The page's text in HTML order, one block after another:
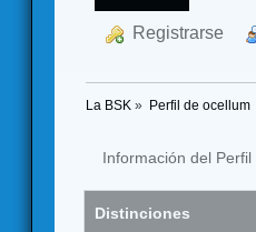
Registrarse
La BSK » Perfil de ocellum
Información del Perfil
Distinciones